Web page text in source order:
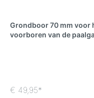
Grondboor 70 mm voor
voorboren van de
€ 49,95*